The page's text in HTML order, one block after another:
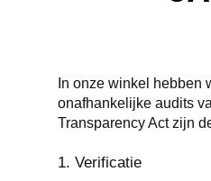
In onze winkel hebben
onafhankelijke audits
Transparency Act zijn
1. Verificatie